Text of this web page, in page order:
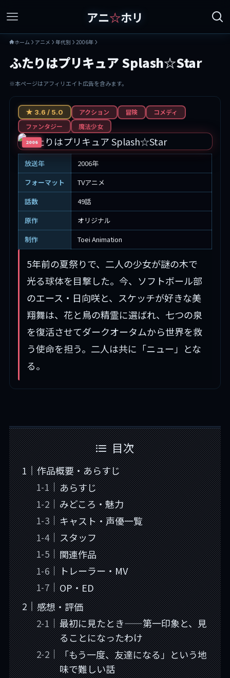
アニ☆ホリ
ホーム アニメ 年代別 2006年
ふたりはプリキュア Splash☆Star
※本ページはアフィリエイト広告を含みます。
2006
★ 3.6 / 5.0 アクション 冒険
コメディ
ファンタジー
魔法少女
放送年
2006年
フォーマット
TVアニメ
話数
49話
原作
オリジナル
制作
Toei Animation
5年前の夏祭りで、二人の少女が謎の木で
光る球体を目撃した。今、ソフトボール部
のエース・日向咲と、スケッチが好きな美
翔舞は、花と鳥の精霊に選ばれ、七つの泉
を復活させてダークオータムから世界を救
う使命を担う。二人は共に「ニュー」とな
る。
目次
作品概要・あらすじ
あらすじ
みどころ・魅力
キャスト・声優一覧
スタッフ
関連作品
トレーラー・MV
OP・ED
感想・評価
最初に見たとき——第一印象と、見
ることになったわけ
「もう一度、友達になる」という地
味で難しい話